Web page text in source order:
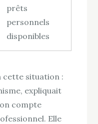
prêts
personnels
disponibles
cette situation :
expliquait
compte
Elle